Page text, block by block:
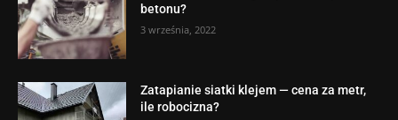
betonu?
3 września, 2022
Zatapianie siatki klejem — cena za metr,
ile robocizna?